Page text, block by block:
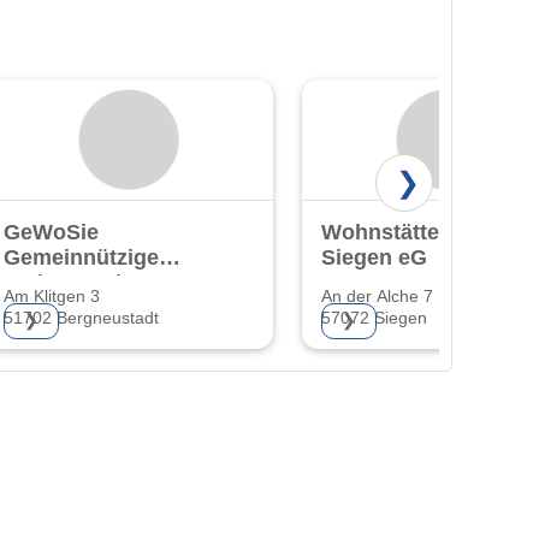
GeWoSie
Gemeinnützige
Wohnungsbau-
und
Siedlungsgen. eG
Am Klitgen 3
51702 Bergneustadt
❯
Siegen eG
An der Alche 7
57072 Siegen
❯
❯